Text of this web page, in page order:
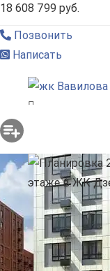
18 608 799 руб.
Позвонить
Написать